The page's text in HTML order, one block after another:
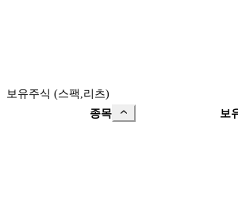
보유주식 (스팩,리츠)
종목
보